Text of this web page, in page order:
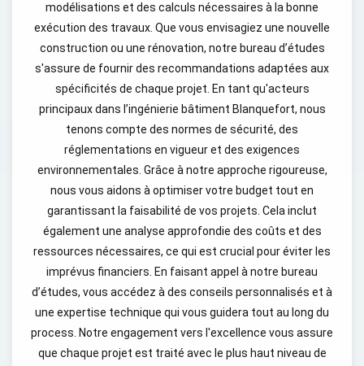
modélisations et des calculs nécessaires à la bonne
exécution des travaux. Que vous envisagiez une nouvelle
construction ou une rénovation, notre bureau d’études
s'assure de fournir des recommandations adaptées aux
spécificités de chaque projet. En tant qu'acteurs
principaux dans l’ingénierie bâtiment Blanquefort, nous
tenons compte des normes de sécurité, des
réglementations en vigueur et des exigences
environnementales. Grâce à notre approche rigoureuse,
nous vous aidons à optimiser votre budget tout en
garantissant la faisabilité de vos projets. Cela inclut
également une analyse approfondie des coûts et des
ressources nécessaires, ce qui est crucial pour éviter les
imprévus financiers. En faisant appel à notre bureau
d’études, vous accédez à des conseils personnalisés et à
une expertise technique qui vous guidera tout au long du
process. Notre engagement vers l'excellence vous assure
que chaque projet est traité avec le plus haut niveau de